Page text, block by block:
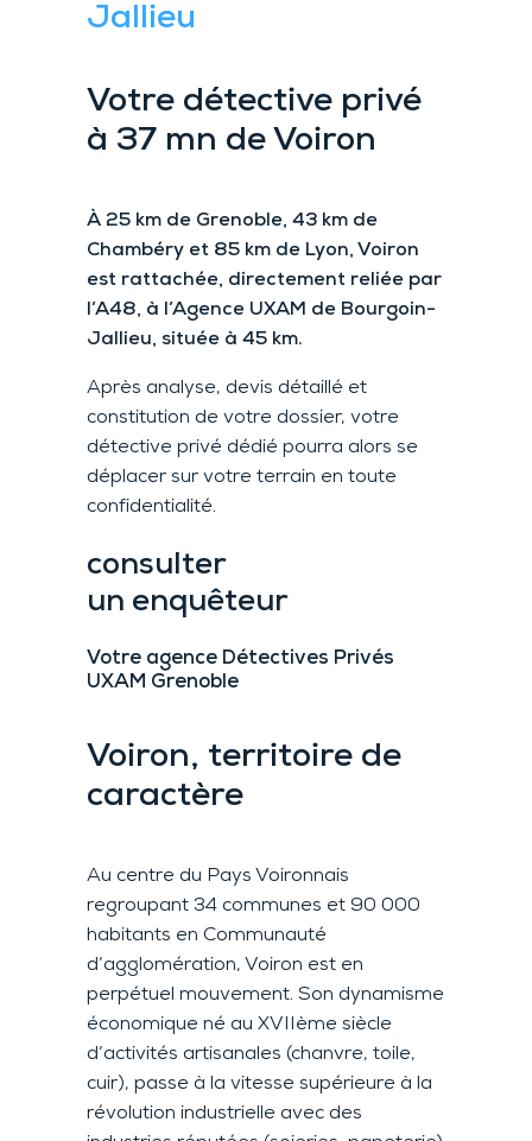
Jallieu
Votre détective privé
à 37 mn de Voiron
À 25 km de Grenoble, 43 km de
Chambéry et 85 km de Lyon, Voiron
est rattachée, directement reliée par
l’A48, à l’Agence UXAM de Bourgoin-
Jallieu, située à 45 km.
Après analyse, devis détaillé et
constitution de votre dossier, votre
détective privé dédié pourra alors se
déplacer sur votre terrain en toute
confidentialité.
consulter
un enquêteur
Votre agence Détectives Privés
UXAM Grenoble
Voiron, territoire de
caractère
Au centre du Pays Voironnais
regroupant 34 communes et 90 000
habitants en Communauté
d’agglomération, Voiron est en
perpétuel mouvement. Son dynamisme
économique né au XVIIème siècle
d’activités artisanales (chanvre, toile,
cuir), passe à la vitesse supérieure à la
révolution industrielle avec des